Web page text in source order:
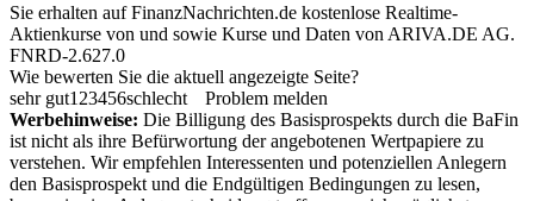
Sie erhalten auf FinanzNachrichten.de kostenlose Realtime-
Aktienkurse von und sowie Kurse und Daten von ARIVA.DE AG.
FNRD-2.627.0
Wie bewerten Sie die aktuell angezeigte Seite?
sehr gut1 23456schlecht
Problem melden
Werbehinweise: Die Billigung des Basisprospekts durch die BaFin
ist nicht als ihre Befürwortung der angebotenen Wertpapiere zu
verstehen. Wir empfehlen Interessenten und potenziellen Anlegern
den Basisprospekt und die Endgültigen Bedingungen zu lesen,